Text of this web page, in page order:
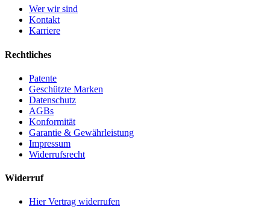
Wer wir sind
Kontakt
Karriere
Rechtliches
Patente
Geschützte Marken
Datenschutz
AGBs
Konformität
Garantie & Gewährleistung
Impressum
Widerrufsrecht
Widerruf
Hier Vertrag widerrufen